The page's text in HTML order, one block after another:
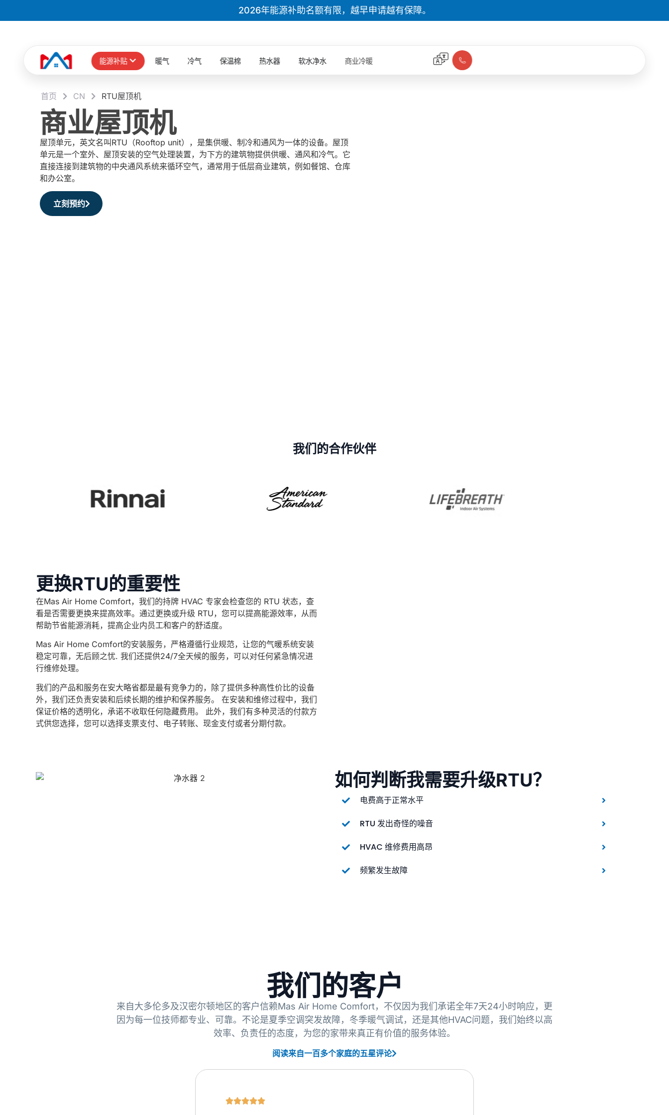
2026年能源补助名额有限，越早申请越有保障。
能源补贴 暖气 冷气 保温棉 热水器 软水净水 商业冷暖
首页 CN RTU屋顶机
商业屋顶机
屋顶单元，英文名叫RTU（Rooftop unit），是集供暖、制冷和通风为一体的设备。屋顶
单元是一个室外、屋顶安装的空气处理装置，为下方的建筑物提供供暖、通风和冷气。它
直接连接到建筑物的中央通风系统来循环空气，通常用于低层商业建筑，例如餐馆、仓库
和办公室。
立刻预约
我们的合作伙伴
更换RTU的重要性
在Mas Air Home Comfort，我们的持牌 HVAC 专家会检查您的 RTU 状态，查
看是否需要更换来提高效率。通过更换或升级 RTU，您可以提高能源效率，从而
帮助节省能源消耗，提高企业内员工和客户的舒适度。
Mas Air Home Comfort的安装服务，严格遵循行业规范，让您的气暖系统安装
稳定可靠，无后顾之忧. 我们还提供24/7全天候的服务，可以对任何紧急情况进
行维修处理。
我们的产品和服务在安大略省都是最有竞争力的，除了提供多种高性价比的设备
外，我们还负责安装和后续长期的维护和保养服务。 在安装和维修过程中，我们
保证价格的透明化，承诺不收取任何隐藏费用。 此外，我们有多种灵活的付款方
式供您选择，您可以选择支票支付、电子转账、现金支付或者分期付款。
如何判断我需要升级RTU？
电费高于正常水平
RTU 发出奇怪的噪音
HVAC 维修费用高昂
频繁发生故障
我们的客户
来自大多伦多及汉密尔顿地区的客户信赖Mas Air Home Comfort，不仅因为我们承诺全年7天24小时响应，更
因为每一位技师都专业、可靠。不论是夏季空调突发故障，冬季暖气调试，还是其他HVAC问题，我们始终以高
效率、负责任的态度，为您的家带来真正有价值的服务体验。
阅读来自一百多个家庭的五星评论